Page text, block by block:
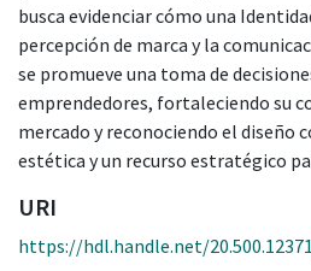
busca evidenciar cómo una
percepción de marca y la
se promueve una toma de
emprendedores, fortaleciendo su
mercado y reconociendo el diseño
estética y un recurso estratégico
URI
https://hdl.handle.net/